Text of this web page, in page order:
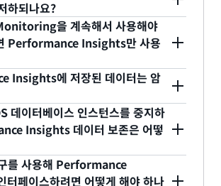
활성 세션) 단위로 측정됩니다. 여기
이란 데이터베이스 엔진에 작업을 제
기 중인 연결(세션)을 말합니다. 예를
이스 인스턴스에 SQL 문을 제출하면
를 처리하는 동안 해당 세션은 ‘활성’
니다.
안 인스턴스에서 활성 상태인 세션 수
정 기간 동안 평균을 냄으로써 이 인스
바쁜지 인스턴스가 응답하길 기다리는
간 세션이 얼마나 되는지를 보여주는
을 활성화하면 Performance
잘 작동합니다. 예를 들어
확장이 Aurora PostgreSQL
디션에서 활성화되면 Performance
확장이 제공하는 추가 정보를 활용
네이티브 SQL 식별자를 사용하여
블을 지정합니다.
하되나요?
에이전트는 데이터베이스
가 되지 않도록 설계되었습니다.
Insights가 높은 로드 또는 고갈된 리
면, 여전히 데이터를 수집하긴 하지만
집하는 방식으로 변경합니다. 데이터
: PostgreSQL의
은 데이터베이스 리소스 일부
으므로 잠재적으로 성능에 영향을 미
.
을 계속해서 사용해야
Performance Insights만 사용
을 사용하여 O/S 지표를 모
우 Enhanced Monitoring을 통해 해
속 확보해야 합니다.
Insights에 저장된 데이터는 암
Insights는 사용자의 자체 AWS
Service(KMS) 키를 사용하여 잠
한 모든 데이터를 암호화합니다. 데이
상태로 전송 및 저장됩니다. AWS 직
데이터베이스 인스턴스를 중지하
Insights 데이터 보존은 어떻
Insights가 활성화된 Amazon RDS
를 사용해 Performance
페이스하려면 어떻게 해야 하나